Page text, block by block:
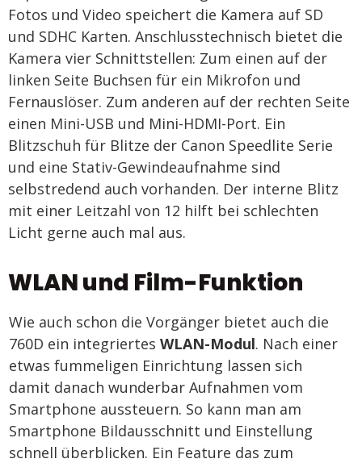
Fotos und Video speichert die Kamera auf SD
und SDHC Karten. Anschlusstechnisch bietet die
Kamera vier Schnittstellen: Zum einen auf der
linken Seite Buchsen für ein Mikrofon und
Fernauslöser. Zum anderen auf der rechten Seite
einen Mini-USB und Mini-HDMI-Port. Ein
Blitzschuh für Blitze der Canon Speedlite Serie
und eine Stativ-Gewindeaufnahme sind
selbstredend auch vorhanden. Der interne Blitz
mit einer Leitzahl von 12 hilft bei schlechten
Licht gerne auch mal aus.
WLAN und Film-Funktion
Wie auch schon die Vorgänger bietet auch die
760D ein integriertes WLAN-Modul. Nach einer
etwas fummeligen Einrichtung lassen sich
damit danach wunderbar Aufnahmen vom
Smartphone aussteuern. So kann man am
Smartphone Bildausschnitt und Einstellung
schnell überblicken. Ein Feature das zum